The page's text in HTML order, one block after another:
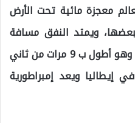
معجزة مائية تحت الأرض
ويمتد النفق مسافة
170 كيلومتر بين الأردن والشام وهو أطول ب 9 مرات من ثاني
إيطاليا ويعد إمبراطورية